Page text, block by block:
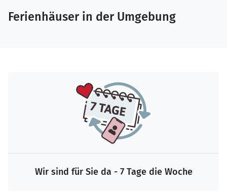
Ferienhäuser in der Umgebung
Wir sind für Sie da - 7 Tage die Woche